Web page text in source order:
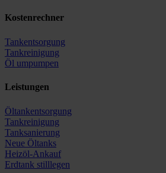
Kostenrechner
Tankentsorgung
Tankreinigung
Öl umpumpen
Leistungen
Öltankentsorgung
Tankreinigung
Tanksanierung
Neue Öltanks
Heizöl-Ankauf
Erdtank stilllegen